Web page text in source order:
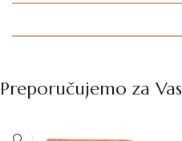
Preporučujemo za Vas